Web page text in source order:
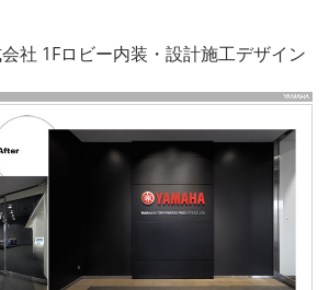
社 1Fロビー内装・設計施工デザイン